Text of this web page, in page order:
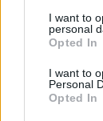
I want to
personal
Opted In
I want to
Personal
Opted In
έρχεται».